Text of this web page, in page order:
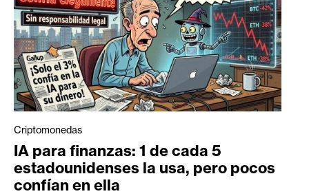
Criptomonedas
IA para finanzas: 1 de cada 5
estadounidenses la usa, pero pocos
confían en ella